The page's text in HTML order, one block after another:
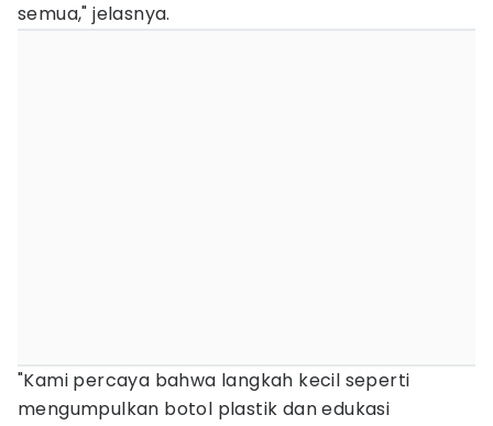
semua," jelasnya.
"Kami percaya bahwa langkah kecil seperti
mengumpulkan botol plastik dan edukasi